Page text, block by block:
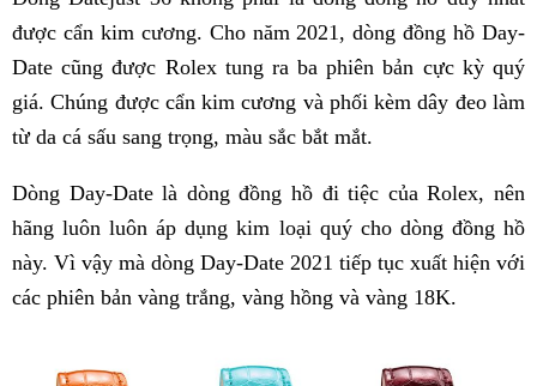
được cẩn kim cương. Cho năm 2021, dòng đồng hồ Day-
Date cũng được Rolex tung ra ba phiên bản cực kỳ quý
giá. Chúng được cẩn kim cương và phối kèm dây đeo làm
từ da cá sấu sang trọng, màu sắc bắt mắt.
Dòng Day-Date là dòng đồng hồ đi tiệc của Rolex, nên
hãng luôn luôn áp dụng kim loại quý cho dòng đồng hồ
này. Vì vậy mà dòng Day-Date 2021 tiếp tục xuất hiện với
các phiên bản vàng trắng, vàng hồng và vàng 18K.